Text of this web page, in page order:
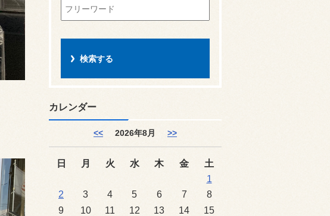
カレンダー
<< 2026年8月 >>
日 月 火 水 木 金
土
1
2
3 4 5 6 7
8
9
10 11 12 13 14
15